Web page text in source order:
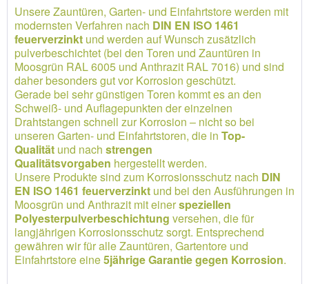
Unsere Zauntüren, Garten- und Einfahrtstore werden mit
modernsten Verfahren nach DIN EN ISO 1461
feuerverzinkt und werden auf Wunsch zusätzlich
pulverbeschichtet (bei den Toren und Zauntüren in
Moosgrün RAL 6005 und Anthrazit RAL 7016) und sind
daher besonders gut vor Korrosion geschützt.
Gerade bei sehr günstigen Toren kommt es an den
Schweiß- und Auflagepunkten der einzelnen
Drahtstangen schnell zur Korrosion – nicht so bei
unseren Garten- und Einfahrtstoren, die in Top-
Qualität und nach strengen
Qualitätsvorgaben hergestellt werden.
Unsere Produkte sind zum Korrosionsschutz nach DIN
EN ISO 1461 feuerverzinkt und bei den Ausführungen in
Moosgrün und Anthrazit mit einerspeziellen
Polyesterpulverbeschichtung versehen, die für
langjährigen Korrosionsschutz sorgt. Entsprechend
gewähren wir für alle Zauntüren, Gartentore und
Einfahrtstore eine5jährige Garantie gegen Korrosion.